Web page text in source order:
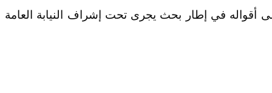
أقواله في إطار بحث يجرى تحت إشراف النيابة العامة